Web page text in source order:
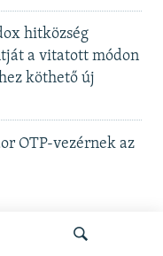
hitközség
a vitatott módon
köthető új
OTP-vezérnek az